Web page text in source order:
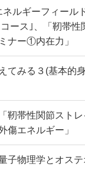
ネルギーフィール
ース｣、「靭帯性
ナー①内在力」
てみる３(基本的
靭帯性関節スト
エネルギー」
子物理学とオス